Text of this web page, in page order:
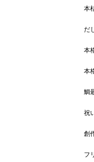
本
だ
本
本
鯛
祝
創
フ